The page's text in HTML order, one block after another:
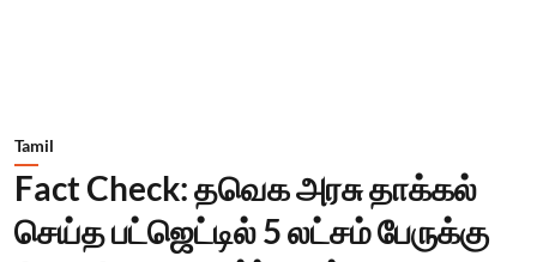
Tamil
Fact Check: தவெக அரசு தாக்கல்
செய்த பட்ஜெட்டில் 5 லட்சம் பேருக்கு